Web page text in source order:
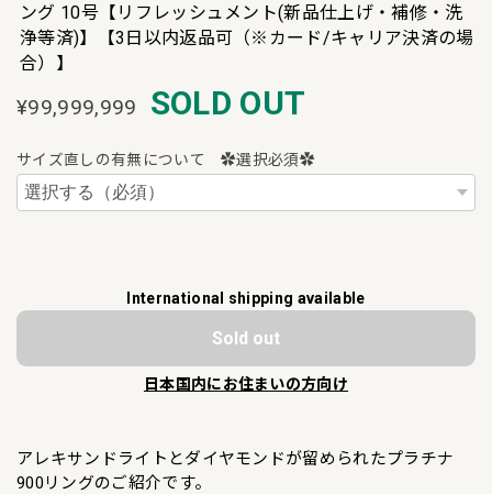
ング 10号【リフレッシュメント(新品仕上げ・補修・洗
浄等済)】【3日以内返品可（※カード/キャリア決済の場
合）】
¥99,999,999 SOLD OUT
サイズ直しの有無について ✿選択必須✿
International shipping available
Sold out
日本国内にお住まいの方向け
アレキサンドライトとダイヤモンドが留められたプラチナ
900リングのご紹介です。